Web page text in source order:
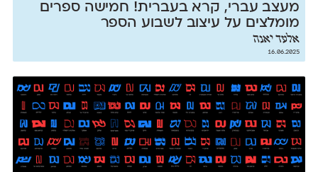
מעצב עברי, קרא בעברית! חמישה ספרים
מומלצים על עיצוב לשבוע הספר
אלעד יאנה
16.06.2025